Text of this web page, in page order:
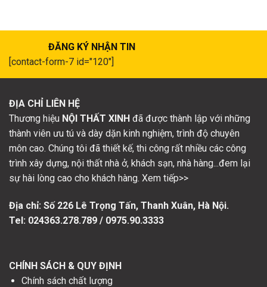
ĐĂNG KÝ NHẬN TIN
[contact-form-7 id="120"]
ĐỊA CHỈ LIÊN HỆ
Thương hiệu NỘI THẤT XINH đã được thành lập với những
thành viên ưu tú và dày dặn kinh nghiệm, trình độ chuyên
môn cao. Chúng tôi đã thiết kế, thi công rất nhiều các công
trình xây dựng, nội thất nhà ở, khách sạn, nhà hàng...đem lại
sự hài lòng cao cho khách hàng. Xem tiếp>>
Địa chỉ: Số 226 Lê Trọng Tấn, Thanh Xuân, Hà Nội.
Tel: 024363.278.789 / 0975.90.3333
CHÍNH SÁCH & QUY ĐỊNH
Chính sách chất lượng